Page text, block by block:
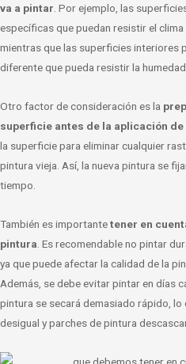
va a pintar . Por ejemplo, las
específicas que puedan resistir el clima
mientras que las superficies interiores
diferente que pueda resistir la
Otro factor de consideración es la
superficie antes de la aplicación de
la superficie para eliminar cualquier
pintura vieja. Así, la nueva pintura se
tiempo.
También es importantetener en
pintura . Es recomendable no pintar
ya que puede afectar la calidad de la
Además, se debe evitar pintar en días
pintura se secará demasiado rápido, lo
desigual y parches de pintura